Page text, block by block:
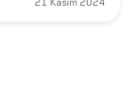
21 Kasım 2024